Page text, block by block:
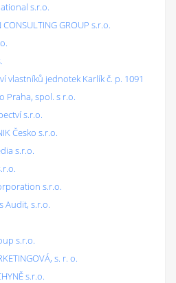
s.r.o.
CONSULTING GROUP s.r.o.
vlastníků jednotek Karlík č. p. 1091
Praha, spol. s r.o.
s.r.o.
Česko s.r.o.
s.r.o.
s.r.o.
Audit, s.r.o.
s.r.o.
s. r. o.
s.r.o.